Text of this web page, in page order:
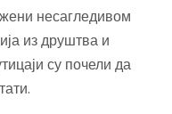
несагледивом
из друштва и
су почели да